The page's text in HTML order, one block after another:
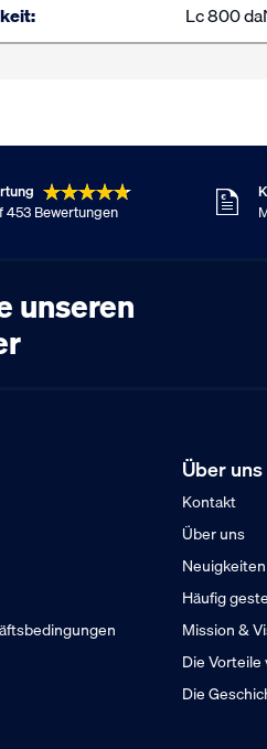
Lc 800
453 Bewertungen
unseren
Über uns
Kontakt
Über uns
Neuigkeiten
Häufig
Mission &
Die Vorteile
Die